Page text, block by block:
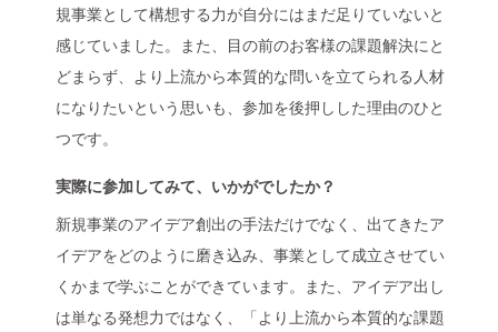
規事業として構想する力が自分にはまだ足りていないと
感じていました。また、目の前のお客様の課題解決にと
どまらず、より上流から本質的な問いを立てられる人材
になりたいという思いも、参加を後押しした理由のひと
つです。
実際に参加してみて、いかがでしたか？
新規事業のアイデア創出の手法だけでなく、出てきたア
イデアをどのように磨き込み、事業として成立させてい
くかまで学ぶことができています。また、アイデア出し
は単なる発想力ではなく、「より上流から本質的な課題